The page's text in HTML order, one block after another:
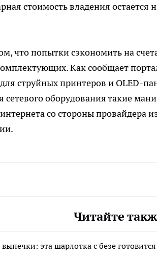
стоимость владения
что попытки сэкономить на
Как сообщает
струйных принтеров и OLED-
сетевого оборудования такие
со стороны провайдера
Читайте
эта шарлотка с безе